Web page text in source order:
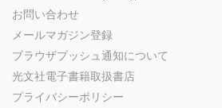
お問い合わせ
メールマガジン登録
ブラウザプッシュ通知について
光文社電子書籍取扱書店
プライバシーポリシー